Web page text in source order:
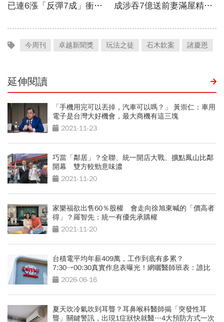
今周刊 卓越新聞獎 玩法之徒 石木欽案 諸慶恩
延伸閱讀
「手機用完可以丟掉，汽車可以嗎？」 黃崇仁：車用
電子是台灣大好機會，最大商機有這三塊
2021-11-23
巧當「鄰居」？全聯、統一開店大戰、擴點鳳山比鄰
開幕 雙方較勁意味濃
2021-11-20
家樂福欲出售60％股權 會走向徐旭東喊的「價高者
得」？羅智先：統一有優先承購權
2021-11-20
台積電平均年薪409萬，工作到底有多累？
7:30→00:30真實作息表曝光！網曬醫師班表：誰比
較操？
2026-06-16
夏天吹冷氣吹到耳聾？耳鼻喉科醫師揭「突發性耳
聾」關鍵警訊，出現1症狀快就醫…4大預防方式一次